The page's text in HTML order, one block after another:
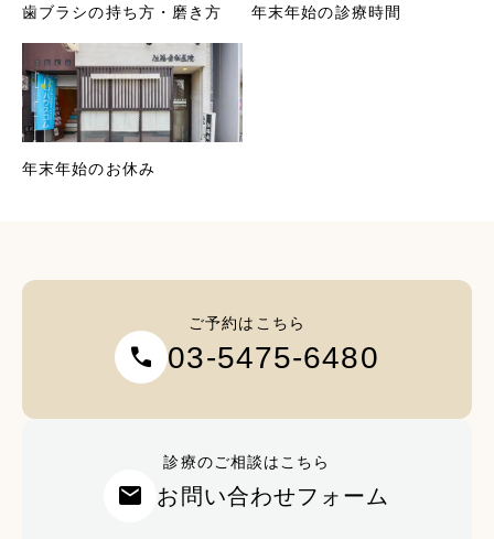
歯ブラシの持ち方・磨き方 年末年始の診療時間
年末年始のお休み
ご予約はこちら
call 03-5475-6480
診療のご相談はこちら
mail お問い合わせフォーム